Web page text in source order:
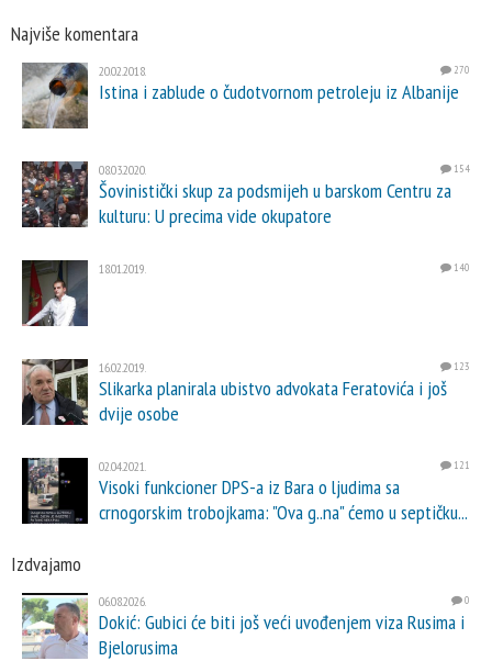
Najviše komentara
20.02.2018. 270
Istina i zablude o čudotvornom petroleju iz Albanije
08.03.2020. 154
Šovinistički skup za podsmijeh u barskom Centru za
kulturu: U precima vide okupatore
18.01.2019. 140
16.02.2019. 123
Slikarka planirala ubistvo advokata Feratovića i još
dvije osobe
02.04.2021. 121
Visoki funkcioner DPS-a iz Bara o ljudima sa
crnogorskim trobojkama: "Ova g..na" ćemo u septičku...
Izdvajamo
06.08.2026. 0
Dokić: Gubici će biti još veći uvođenjem viza Rusima i
Bjelorusima